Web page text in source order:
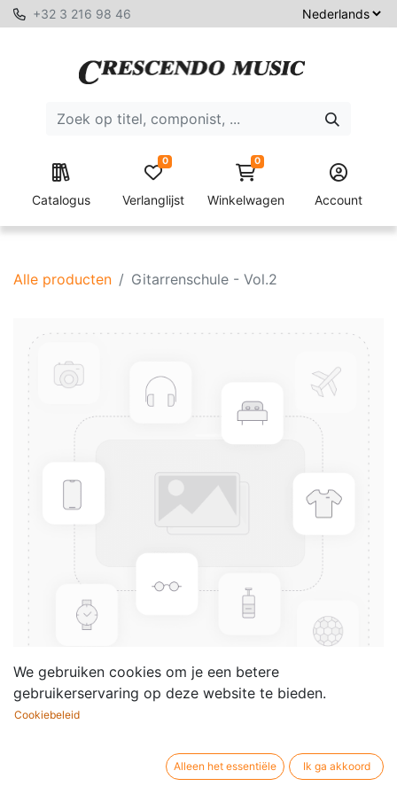
+32 3 216 98 46
Catalogus Verlanglijst
0 0
Winkelwagen Account
Alle producten Gitarrenschule - Vol.2
Gitarrenschule - Vol.2
Erhard Hirsch
We gebruiken cookies om je een betere
gebruikerservaring op deze website te bieden.
Cookiebeleid
Alleen het essentiële Ik ga akkoord